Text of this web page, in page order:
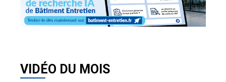
VIDÉO DU MOIS